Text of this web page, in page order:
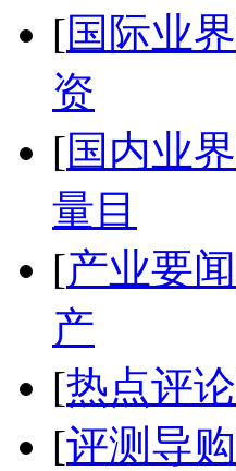
[国际业界
资
[国内业界
量目
[产业要闻
产
[热点评论
[评测导购